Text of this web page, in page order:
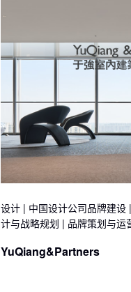
设计 | 中国设计公司品牌建
计与战略规划 | 品牌策划与运
YuQiang&Partners